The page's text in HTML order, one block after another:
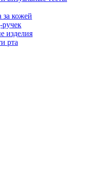
за кожей
изделия
рта